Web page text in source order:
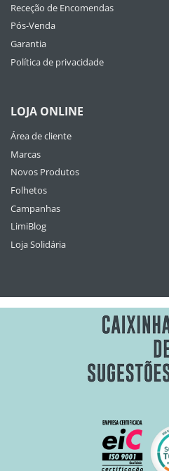
Receção de Encomendas
Pós-Venda
Garantia
Política de privacidade
LOJA ONLINE
Área de cliente
Marcas
Novos Produtos
Folhetos
Campanhas
LimiBlog
Loja Solidária